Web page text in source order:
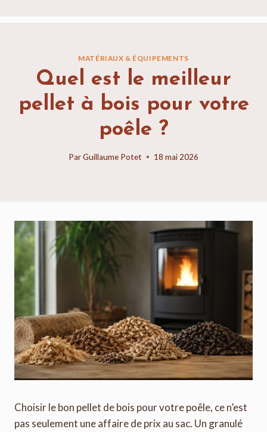
MATÉRIAUX & ÉQUIPEMENTS
Quel est le meilleur
pellet à bois pour votre
poêle ?
ParGuillaume Potet 18 mai 2026
Choisir le bon pellet de bois pour votre poêle, ce n’est
pas seulement une affaire de prix au sac. Un granulé